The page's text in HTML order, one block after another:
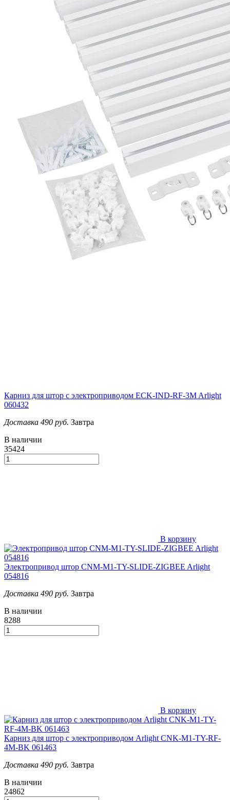
Карниз для штор с электроприводом ECK-IND-RF-3M Arlight
060432
Доставка 490 руб. Завтра
В наличии
35424
В корзину
Электропривод штор CNM-M1-TY-SLIDE-ZIGBEE Arlight
054816
Доставка 490 руб. Завтра
В наличии
8288
В корзину
Карниз для штор с электроприводом Arlight CNK-M1-TY-RF-
4M-BK 061463
Доставка 490 руб. Завтра
В наличии
24862